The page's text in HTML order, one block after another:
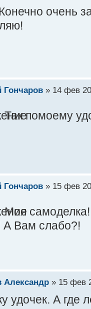
очень
Гончаров » 14 фев
Так помоему
Гончаров » 15 фев
Моя
А Вам слабо?!
Александр » 15 фев
удочек. А где